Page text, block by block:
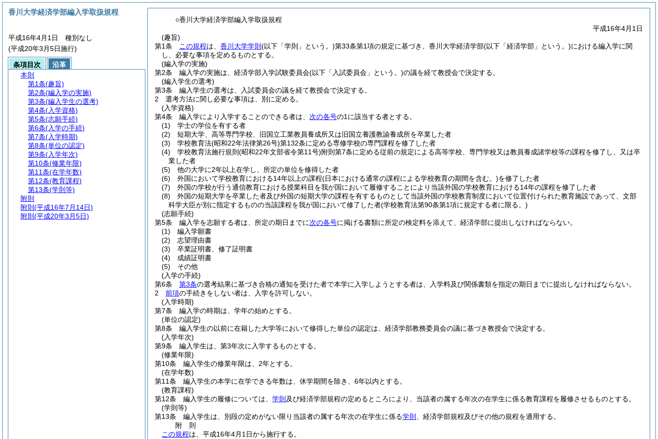
○香川大学経済学部編入学取扱規程
平成16年4月1日
(趣旨)
第1条
この規程は、 香川大学学則 (以下「学則」という。)第33条第1項の規定に基づき、香川大学経済学部(以下「経済学部」という。)における編入学に関
し、必要な事項を定めるものとする。
(編入学の実施)
第2条
編入学の実施は、経済学部入学試験委員会(以下「入試委員会」という。)の議を経て教授会で決定する。
(編入学生の選考)
第3条
編入学生の選考は、入試委員会の議を経て教授会で決定する。
2
選考方法に関し必要な事項は、別に定める。
(入学資格)
第4条
編入学により入学することのできる者は、 次の各号の1に該当する者とする。
(1)
学士の学位を有する者
(2)
短期大学、高等専門学校、旧国立工業教員養成所又は旧国立養護教諭養成所を卒業した者
(3)
学校教育法(昭和22年法律第26号)第132条に定める専修学校の専門課程を修了した者
(4)
学校教育法施行規則 (昭和22年文部省令第11号)附則第7条に定める従前の規定による高等学校、専門学校又は教員養成諸学校等の課程を修了し、又は卒
業した者
(5)
他の大学に2年以上在学し、所定の単位を修得した者
(6)
外国において学校教育における14年以上の課程(日本における通常の課程による学校教育の期間を含む。)を修了した者
(7)
外国の学校が行う通信教育における授業科目を我が国において履修することにより当該外国の学校教育における14年の課程を修了した者
(8)
外国の短期大学を卒業した者及び外国の短期大学の課程を有するものとして当該外国の学校教育制度において位置付けられた教育施設であって、文部
科学大臣が別に指定するものの当該課程を我が国において修了した者(学校教育法第90条第1項に規定する者に限る。)
(志願手続)
第5条
編入学を志願する者は、所定の期日までに次の各号に掲げる書類に所定の検定料を添えて、経済学部に提出しなければならない。
(1)
編入学願書
(2)
志望理由書
(3)
卒業証明書、修了証明書
(4)
成績証明書
(5)
その他
(入学の手続)
第6条
第3条の選考結果に基づき合格の通知を受けた者で本学に入学しようとする者は、入学料及び関係書類を指定の期日までに提出しなければならない。
2
前項の手続きをしない者は、入学を許可しない。
(入学時期)
第7条
編入学の時期は、学年の始めとする。
(単位の認定)
第8条
編入学生の以前に在籍した大学等において修得した単位の認定は、経済学部教務委員会の議に基づき教授会で決定する。
(入学年次)
第9条
編入学生は、第3年次に入学するものとする。
(修業年限)
第10条
編入学生の修業年限は、2年とする。
(在学年数)
第11条
編入学生の本学に在学できる年数は、休学期間を除き、6年以内とする。
(教育課程)
第12条
編入学生の履修については、 学則 及び経済学部規程の定めるところにより、当該者の属する年次の在学生に係る教育課程を履修させるものとする。
(学則等)
第13条
編入学生は、別段の定めがない限り当該者の属する年次の在学生に係る学則
、経済学部規程及びその他の規程を適用する。
附 則
この規程は、平成16年4月1日から施行する。
香川大学経済学部編入学取扱規程
平成16年4月1日 種別なし
(平成20年3月5日施行)
条項目次
沿革
本則
第1条(趣旨)
第2条(編入学の実施)
第3条(編入学生の選考)
第4条(入学資格)
第5条(志願手続)
第6条(入学の手続)
第7条(入学時期)
第8条(単位の認定)
第9条(入学年次)
第10条(修業年限)
第11条(在学年数)
第12条(教育課程)
第13条(学則等)
附則
附則 (平成16年7月14日)
附則 (平成20年3月5日)